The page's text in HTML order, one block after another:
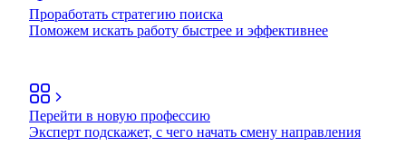
Проработать стратегию поиска
Поможем искать работу быстрее и эффективнее
Перейти в новую профессию
Эксперт подскажет, с чего начать смену направления